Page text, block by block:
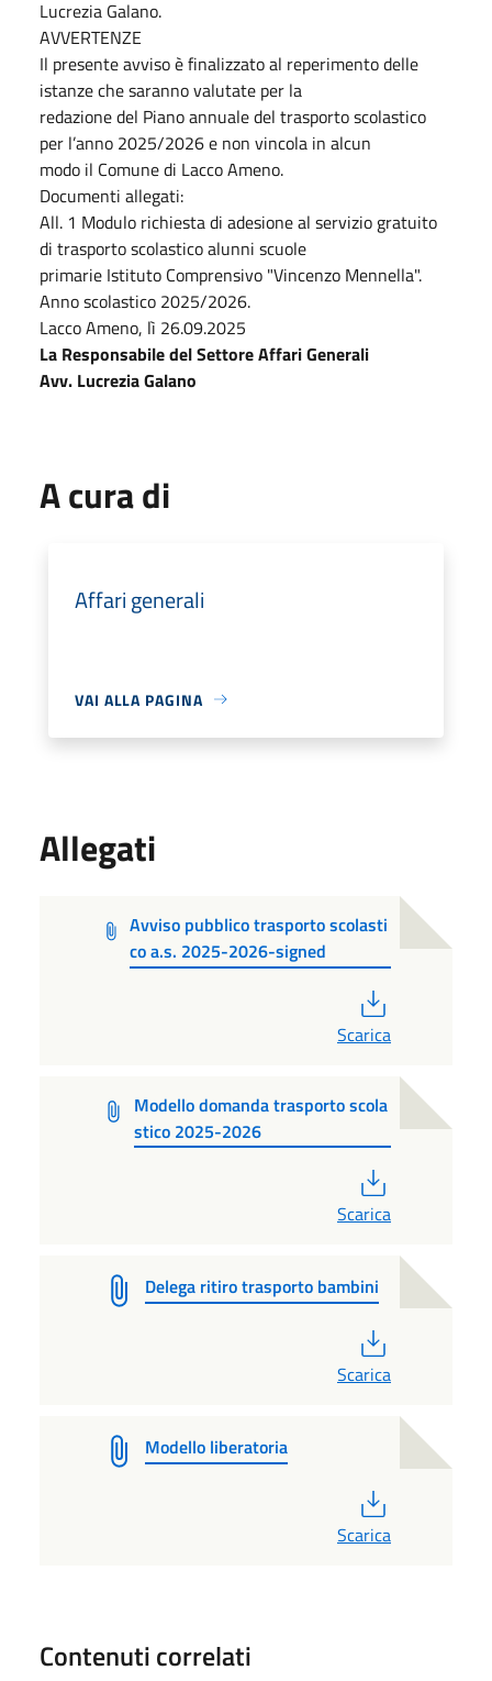
Lucrezia Galano.
AVVERTENZE
Il presente avviso è finalizzato al reperimento delle
istanze che saranno valutate per la
redazione del Piano annuale del trasporto scolastico
per l’anno 2025/2026 e non vincola in alcun
modo il Comune di Lacco Ameno.
Documenti allegati:
All. 1 Modulo richiesta di adesione al servizio gratuito
di trasporto scolastico alunni scuole
primarie Istituto Comprensivo "Vincenzo Mennella".
Anno scolastico 2025/2026.
Lacco Ameno, lì 26.09.2025
La Responsabile del Settore Affari Generali
Avv. Lucrezia Galano
A cura di
Affari generali
VAI ALLA PAGINA
Allegati
Avviso pubblico trasporto scolasti
co a.s. 2025-2026-signed
Scarica
Modello domanda trasporto scola
stico 2025-2026
Scarica
Delega ritiro trasporto bambini
Scarica
Modello liberatoria
Scarica
Contenuti correlati